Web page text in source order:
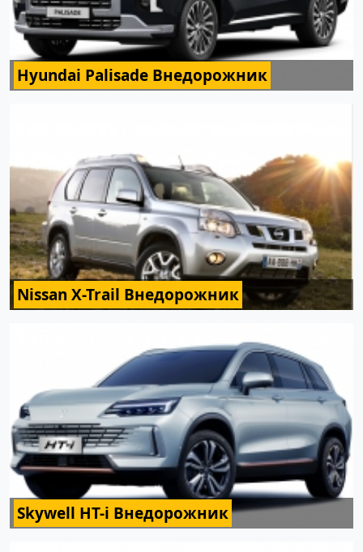
Hyundai Palisade Внедорожник
Nissan X-Trail Внедорожник
Skywell HT-i Внедорожник